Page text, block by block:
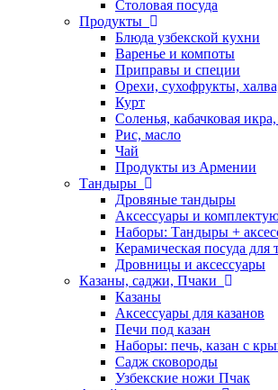
Столовая посуда
Продукты
Блюда узбекской кухни
Варенье и компоты
Приправы и специи
Орехи, сухофрукты,
Курт
Соленья, кабачковая
Рис, масло
Чай
Продукты из Армении
Тандыры
Дровяные тандыры
Аксессуары и
Наборы: Тандыры +
Керамическая посуда для
Дровницы и аксессуары
Казаны, саджи, Пчаки
Казаны
Аксессуары для казанов
Печи под казан
Наборы: печь, казан с
Садж сковороды
Узбекские ножи Пчак